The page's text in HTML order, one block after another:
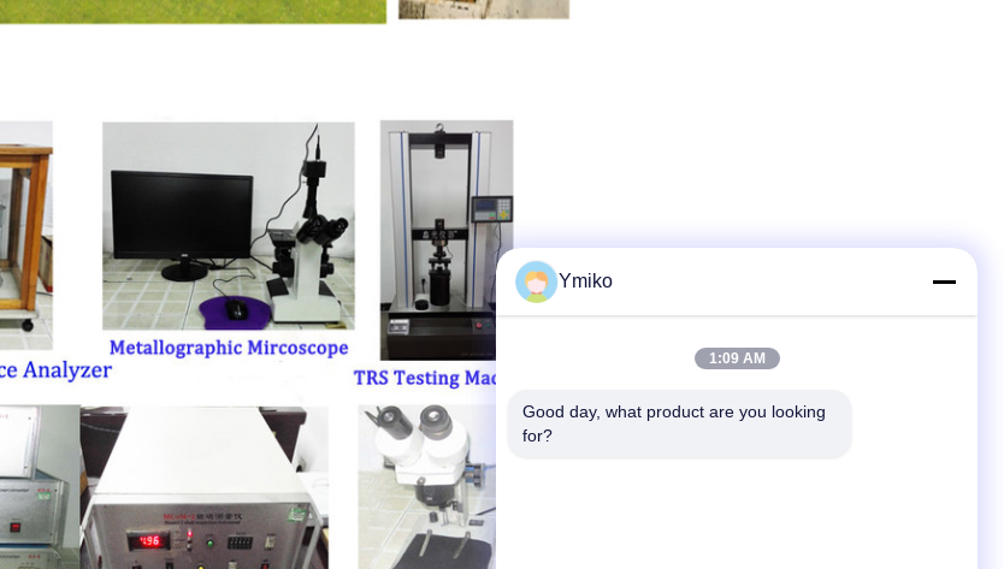
Ymiko
1:09 AM
Good day, what product are you looking
for?